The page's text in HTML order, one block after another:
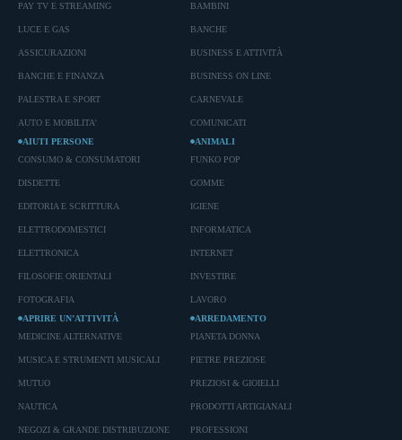
PAY TV E STREAMING
LUCE E GAS
ASSICURAZIONI
BANCHE E FINANZA
PALESTRA E SPORT
AUTO E MOBILITA'
BAMBINI
BANCHE
BUSINESS E ATTIVITÀ
BUSINESS ON LINE
CARNEVALE
COMUNICATI
AIUTI PERSONE
CONSUMO & CONSUMATORI
DISDETTE
EDITORIA E SCRITTURA
ELETTRODOMESTICI
ELETTRONICA
FILOSOFIE ORIENTALI
FOTOGRAFIA
ANIMALI
FUNKO POP
GOMME
IGIENE
INFORMATICA
INTERNET
INVESTIRE
LAVORO
APRIRE UN’ATTIVITÀ
MEDICINE ALTERNATIVE
MUSICA E STRUMENTI MUSICALI
MUTUO
NAUTICA
NEGOZI & GRANDE DISTRIBUZIONE
ARREDAMENTO
PIANETA DONNA
PIETRE PREZIOSE
PREZIOSI & GIOIELLI
PRODOTTI ARTIGIANALI
PROFESSIONI